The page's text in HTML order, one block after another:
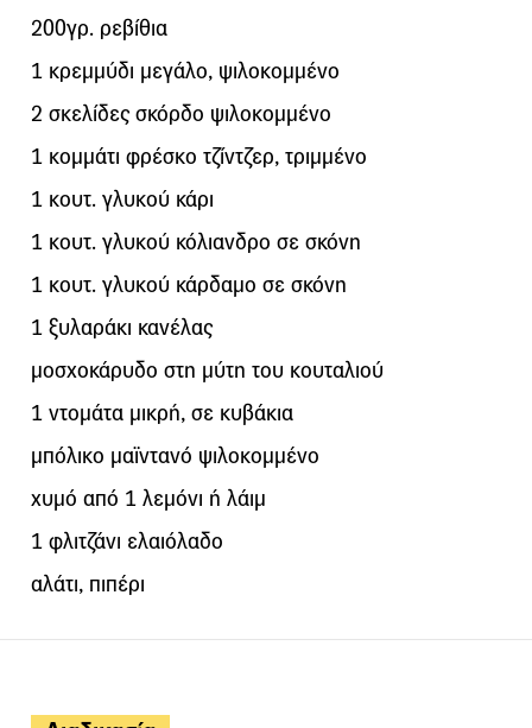
200γρ. ρεβίθια
1 κρεμμύδι μεγάλο, ψιλοκομμένο
2 σκελίδες σκόρδο ψιλοκομμένο
1 κομμάτι φρέσκο τζίντζερ, τριμμένο
1 κουτ. γλυκού κάρι
1 κουτ. γλυκού κόλιανδρο σε σκόνη
1 κουτ. γλυκού κάρδαμο σε σκόνη
1 ξυλαράκι κανέλας
μοσχοκάρυδο στη μύτη του κουταλιού
1 ντομάτα μικρή, σε κυβάκια
μπόλικο μαϊντανό ψιλοκομμένο
χυμό από 1 λεμόνι ή λάιμ
1 φλιτζάνι ελαιόλαδο
αλάτι, πιπέρι